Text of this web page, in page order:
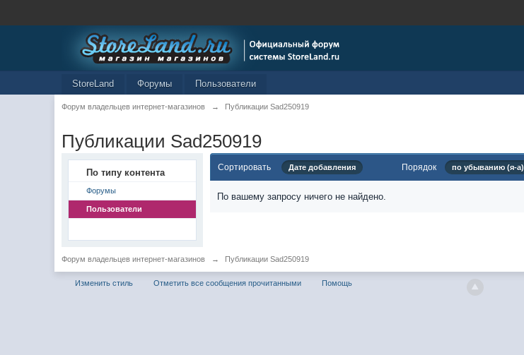
StoreLand Форумы Пользователи
Форум владельцев интернет-магазинов → Публикации Sad250919
Публикации Sad250919
По типу контента
Форумы
Пользователи
Сортировать Дате добавления Порядок по убыванию (я-а)
По вашему запросу ничего не найдено.
Форум владельцев интернет-магазинов → Публикации Sad250919
Изменить стиль Отметить все сообщения прочитанными Помощь